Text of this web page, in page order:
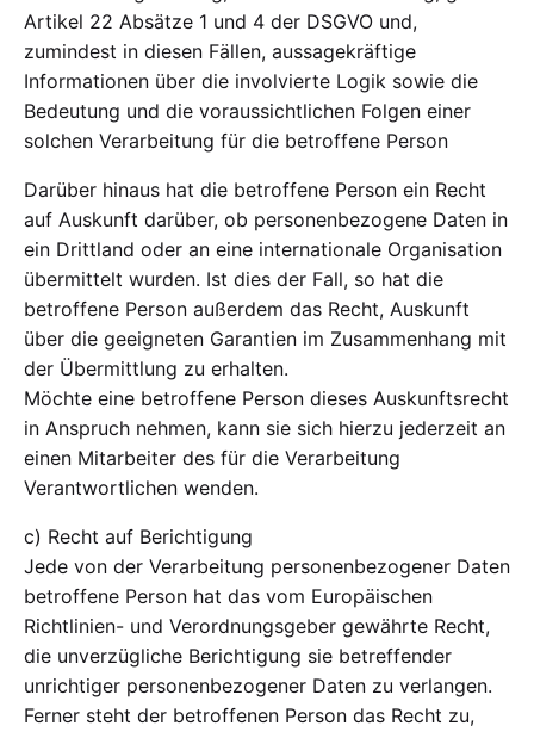
Artikel 22 Absätze 1 und 4 der DSGVO und,
zumindest in diesen Fällen, aussagekräftige
Informationen über die involvierte Logik sowie die
Bedeutung und die voraussichtlichen Folgen einer
solchen Verarbeitung für die betroffene Person
Darüber hinaus hat die betroffene Person ein Recht
auf Auskunft darüber, ob personenbezogene Daten in
ein Drittland oder an eine internationale Organisation
übermittelt wurden. Ist dies der Fall, so hat die
betroffene Person außerdem das Recht, Auskunft
über die geeigneten Garantien im Zusammenhang mit
der Übermittlung zu erhalten.
Möchte eine betroffene Person dieses Auskunftsrecht
in Anspruch nehmen, kann sie sich hierzu jederzeit an
einen Mitarbeiter des für die Verarbeitung
Verantwortlichen wenden.
c) Recht auf Berichtigung
Jede von der Verarbeitung personenbezogener Daten
betroffene Person hat das vom Europäischen
Richtlinien- und Verordnungsgeber gewährte Recht,
die unverzügliche Berichtigung sie betreffender
unrichtiger personenbezogener Daten zu verlangen.
Ferner steht der betroffenen Person das Recht zu,